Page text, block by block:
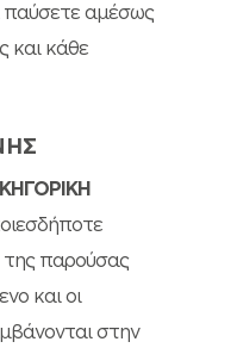
παύσετε αμέσως
και κάθε
της παρούσας
και οι
στην